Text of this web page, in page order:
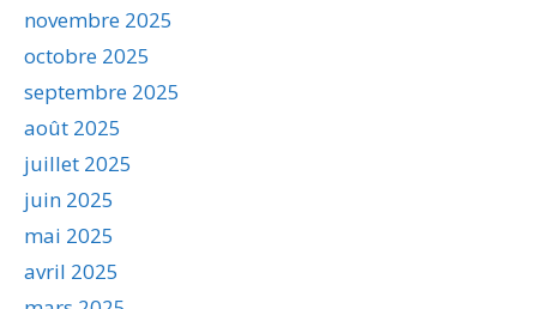
novembre 2025
octobre 2025
septembre 2025
août 2025
juillet 2025
juin 2025
mai 2025
avril 2025